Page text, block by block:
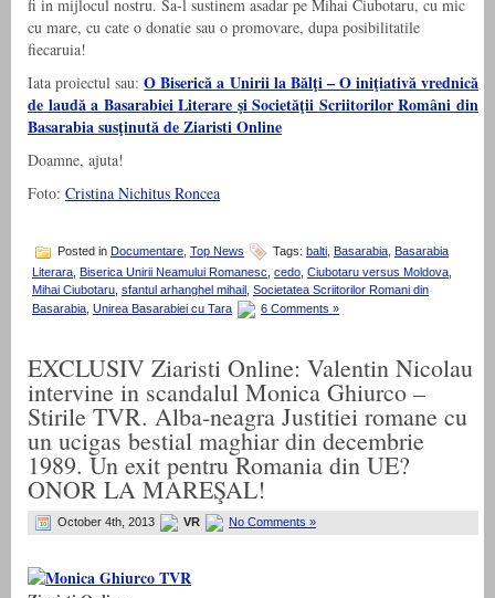
fi in mijlocul nostru. Sa-l sustinem asadar pe Mihai Ciubotaru, cu mic
cu mare, cu cate o donatie sau o promovare, dupa posibilitatile
fiecaruia!
Iata proiectul sau:O Biserică a Unirii la Bălţi – O iniţiativă vrednică
de laudă a Basarabiei Literare şi Societăţii Scriitorilor Români din
Basarabia susţinută de Ziaristi Online
Doamne, ajuta!
Foto: Cristina Nichitus Roncea
Posted in Documentare Top News Tags: balti Basarabia
Basarabia
Literara, Biserica Unirii Neamului Romanesc, cedo, Ciubotaru versus Moldova,
Mihai Ciubotaru, sfantul arhanghel mihail , Societatea Scriitorilor Romani din
Basarabia Unirea Basarabiei cu Tara 6 Comments »
EXCLUSIV Ziaristi Online: Valentin Nicolau
intervine in scandalul Monica Ghiurco –
Stirile TVR. Alba-neagra Justitiei romane cu
un ucigas bestial maghiar din decembrie
1989. Un exit pentru Romania din UE?
ONOR LA MAREŞAL!
October 4th, 2013 VR No Comments »